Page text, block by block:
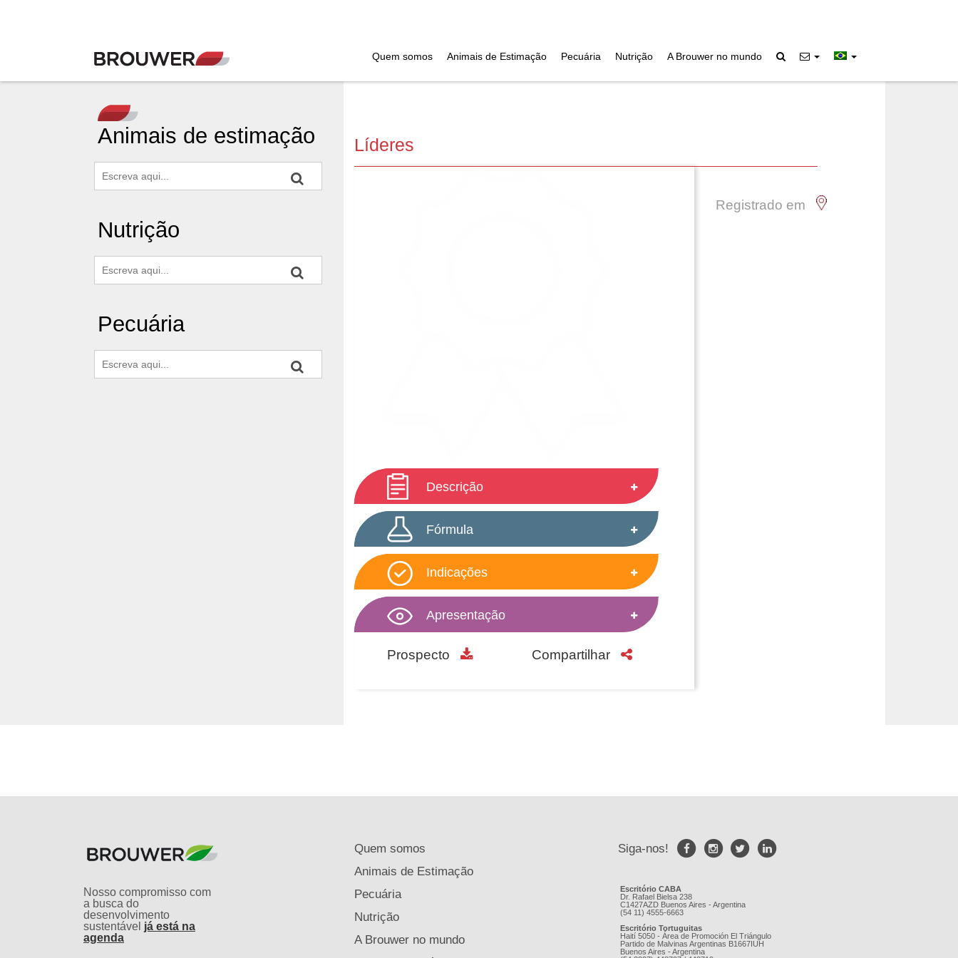
Quem somos Animais de Estimação Pecuária Nutrição A Brouwer no mundo
Animais de estimação
Nutrição
Pecuária
Líderes
Descrição
Fórmula
Indicações
Apresentação
Prospecto Compartilhar
Registrado em
Nosso compromisso com
a busca do
desenvolvimento
sustentável já está na
agenda
Quem somos
Animais de Estimação
Pecuária
Nutrição
A Brouwer no mundo
Siga-nos!
Escritório CABA
Dr. Rafael Bielsa 238
C1427AZD Buenos Aires - Argentina
(54 11) 4555-6663
Escritório Tortuguitas
Haití 5050 - Área de Promoción El Triángulo
Partido de Malvinas Argentinas B1667IUH
Buenos Aires - Argentina